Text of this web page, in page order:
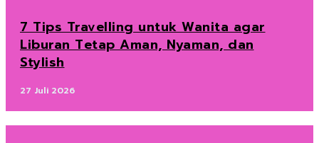
7 Tips Travelling untuk Wanita agar
Liburan Tetap Aman, Nyaman, dan
Stylish
27 Juli 2026